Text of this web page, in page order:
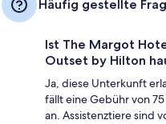
Häufig gestellte
Ist The Margot
Outset by Hilton
Ja, diese Unterkunft
fällt eine Gebühr von
an. Assistenztiere sind